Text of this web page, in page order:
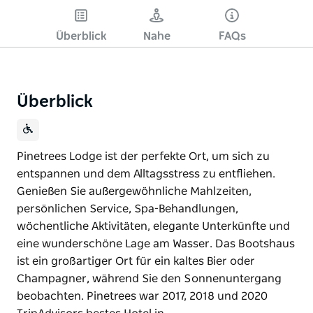
Überblick Nahe FAQs
Überblick
Pinetrees Lodge ist der perfekte Ort, um sich zu
entspannen und dem Alltagsstress zu entfliehen.
Genießen Sie außergewöhnliche Mahlzeiten,
persönlichen Service, Spa-Behandlungen,
wöchentliche Aktivitäten, elegante Unterkünfte und
eine wunderschöne Lage am Wasser. Das Bootshaus
ist ein großartiger Ort für ein kaltes Bier oder
Champagner, während Sie den Sonnenuntergang
beobachten. Pinetrees war 2017, 2018 und 2020